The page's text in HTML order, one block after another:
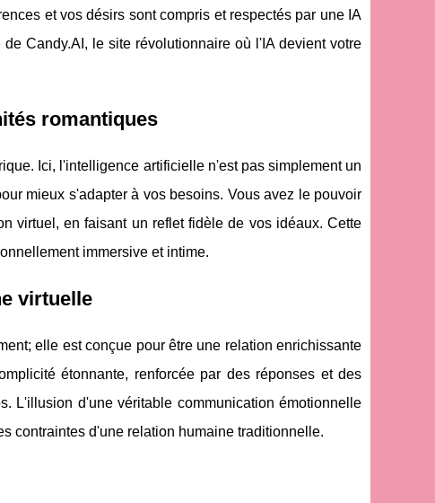
et vos désirs sont compris et respectés par une IA
Candy.AI, le site révolutionnaire où l'IA devient votre
romantiques
Ici, l'intelligence artificielle n'est pas simplement un
mieux s'adapter à vos besoins. Vous avez le pouvoir
virtuel, en faisant un reflet fidèle de vos idéaux. Cette
immersive et intime.
virtuelle
elle est conçue pour être une relation enrichissante
étonnante, renforcée par des réponses et des
L'illusion d'une véritable communication émotionnelle
contraintes d'une relation humaine traditionnelle.